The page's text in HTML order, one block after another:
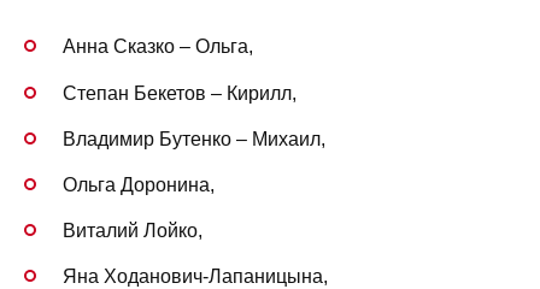
Анна Сказко – Ольга,
Степан Бекетов – Кирилл,
Владимир Бутенко – Михаил,
Ольга Доронина,
Виталий Лойко,
Яна Ходанович-Лапаницына,